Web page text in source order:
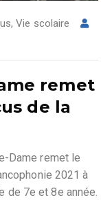
,Vie scolaire
remet
de la
Dame remet le
2021 à
de 7e et 8e année.